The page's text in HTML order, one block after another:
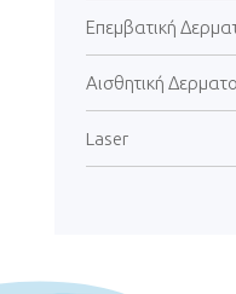
Επεμβατική
Αισθητική
Laser